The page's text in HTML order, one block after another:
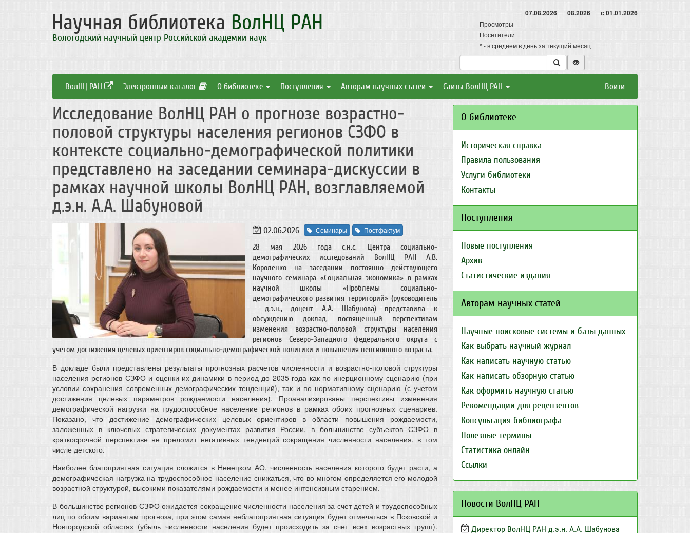
Научная библиотека ВолНЦ РАН
Вологодский научный центр Российской академии наук
07.08.2026 08.2026 с 01.01.2026
Просмотры
Посетители
* - в среднем в день за текущий месяц
ВолНЦ РАН Электронный каталог О библиотеке Поступления Авторам научных статей Сайты ВолНЦ РАН Войти
Исследование ВолНЦ РАН о прогнозе возрастно-
половой структуры населения регионов СЗФО в
контексте социально-демографической политики
представлено на заседании семинара-дискуссии в
рамках научной школы ВолНЦ РАН, возглавляемой
д.э.н. А.А. Шабуновой
02.06.2026 Семинары Постфактум
28 мая 2026 года с.н.с. Центра социально-
демографических исследований ВолНЦ РАН А.В.
Короленко на заседании постоянно действующего
научного семинара «Социальная экономика» в рамках
научной школы «Проблемы социально-
демографического развития территорий» (руководитель
– д.э.н., доцент А.А. Шабунова) представила к
обсуждению доклад, посвященный перспективам
изменения возрастно-половой структуры населения
регионов Северо-Западного федерального округа с
учетом достижения целевых ориентиров социально-демографической политики и повышения пенсионного возраста.
В докладе были представлены результаты прогнозных расчетов численности и возрастно-половой структуры
населения регионов СЗФО и оценки их динамики в период до 2035 года как по инерционному сценарию (при
условии сохранения современных демографических тенденций), так и по нормативному сценарию (с учетом
достижения целевых параметров рождаемости населения). Проанализированы перспективы изменения
демографической нагрузки на трудоспособное население регионов в рамках обоих прогнозных сценариев.
Показано, что достижение демографических целевых ориентиров в области повышения рождаемости,
заложенных в ключевых стратегических документах развития России, в большинстве субъектов СЗФО в
краткосрочной перспективе не преломит негативных тенденций сокращения численности населения, в том
числе детского.
Наиболее благоприятная ситуация сложится в Ненецком АО, численность населения которого будет расти, а
демографическая нагрузка на трудоспособное население снижаться, что во многом определяется его молодой
возрастной структурой, высокими показателями рождаемости и менее интенсивным старением.
В большинстве регионов СЗФО ожидается сокращение численности населения за счет детей и трудоспособных
лиц по обоим вариантам прогноза, при этом самая неблагоприятная ситуация будет отмечаться в Псковской и
Новгородской областях (убыль численности населения будет происходить за счет всех возрастных групп).
О библиотеке
Историческая справка
Правила пользования
Услуги библиотеки
Контакты
Поступления
Новые поступления
Архив
Статистические издания
Авторам научных статей
Научные поисковые системы и базы данных
Как выбрать научный журнал
Как написать научную статью
Как написать обзорную статью
Как оформить научную статью
Рекомендации для рецензентов
Консультация библиографа
Полезные термины
Статистика онлайн
Ссылки
Новости ВолНЦ РАН
Директор ВолНЦ РАН д.э.н. А.А. Шабунова